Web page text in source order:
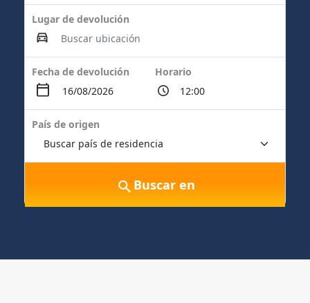
Lugar de devolución
Fecha de devolución Horario
País de origen
Buscar en